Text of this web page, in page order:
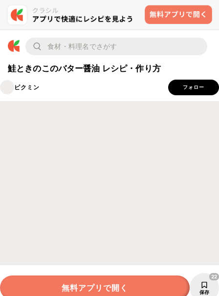
鮭ときのこのバター醤油 レシピ・作り方
ピクミン フォロー
無料アプリで開く 保存
22